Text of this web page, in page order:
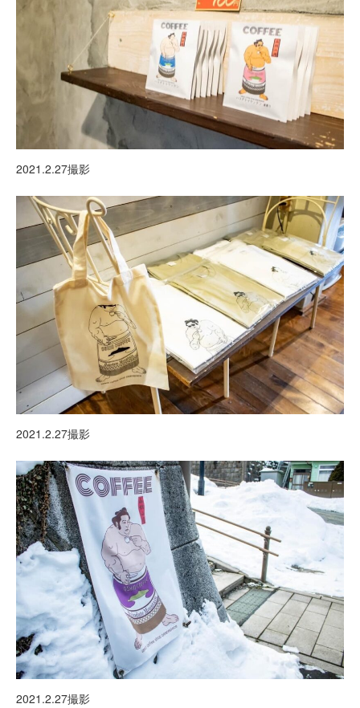
2021.2.27撮影
2021.2.27撮影
2021.2.27撮影